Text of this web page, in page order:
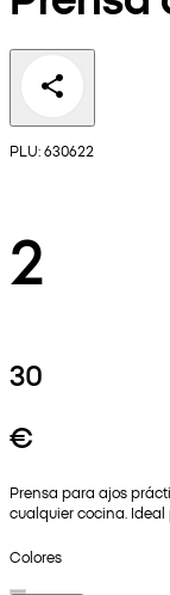
PLU: 630622
2
30
€
Prensa para ajos
cualquier cocina.
Colores